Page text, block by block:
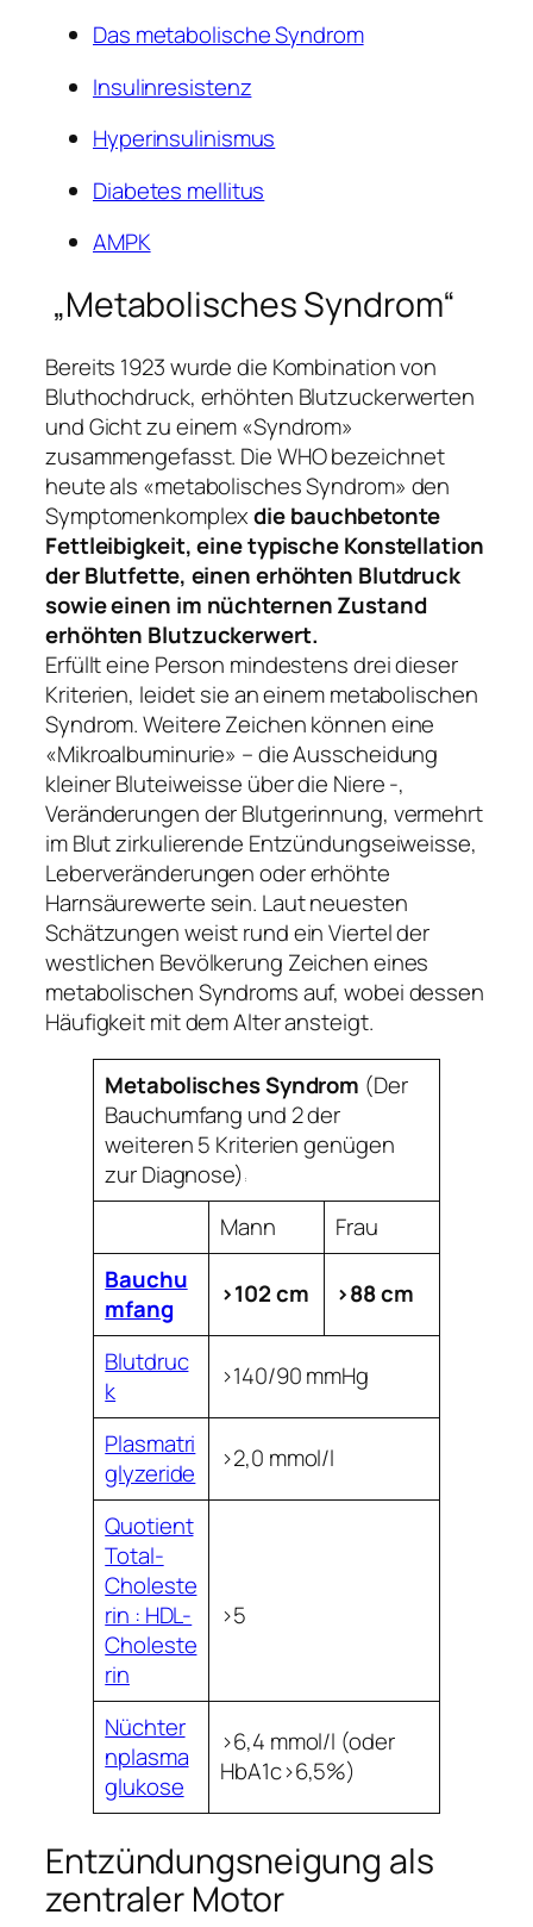
Das metabolische Syndrom
Insulinresistenz
Hyperinsulinismus
Diabetes mellitus
AMPK
„Metabolisches Syndrom“
Bereits 1923 wurde die Kombination von
Bluthochdruck, erhöhten Blutzuckerwerten
und Gicht zu einem «Syndrom»
zusammengefasst. Die WHO bezeichnet
heute als «metabolisches Syndrom» den
Symptomenkomplexdie bauchbetonte
Fettleibigkeit, eine typische Konstellation
der Blutfette, einen erhöhten Blutdruck
sowie einen im nüchternen Zustand
erhöhten Blutzuckerwert.
Erfüllt eine Person mindestens drei dieser
Kriterien, leidet sie an einem metabolischen
Syndrom. Weitere Zeichen können eine
«Mikroalbuminurie» – die Ausscheidung
kleiner Bluteiweisse über die Niere -,
Veränderungen der Blutgerinnung, vermehrt
im Blut zirkulierende Entzündungseiweisse,
Leberveränderungen oder erhöhte
Harnsäurewerte sein. Laut neuesten
Schätzungen weist rund ein Viertel der
westlichen Bevölkerung Zeichen eines
metabolischen Syndroms auf, wobei dessen
Häufigkeit mit dem Alter ansteigt.
Metabolisches Syndrom (Der
Bauchumfang und 2 der
weiteren 5 Kriterien genügen
zur Diagnose) :
Mann
Frau
Bauchu
mfang
>102 cm >88 cm
Blutdruc
k
>140/90 mmHg
Plasmatri
glyzeride
>2,0 mmol/l
Quotient
Total-
Choleste
rin : HDL-
Choleste
rin
>5
Nüchter
nplasma
glukose
>6,4 mmol/l (oder
HbA1c>6,5%)
Entzündungsneigung als
zentraler Motor